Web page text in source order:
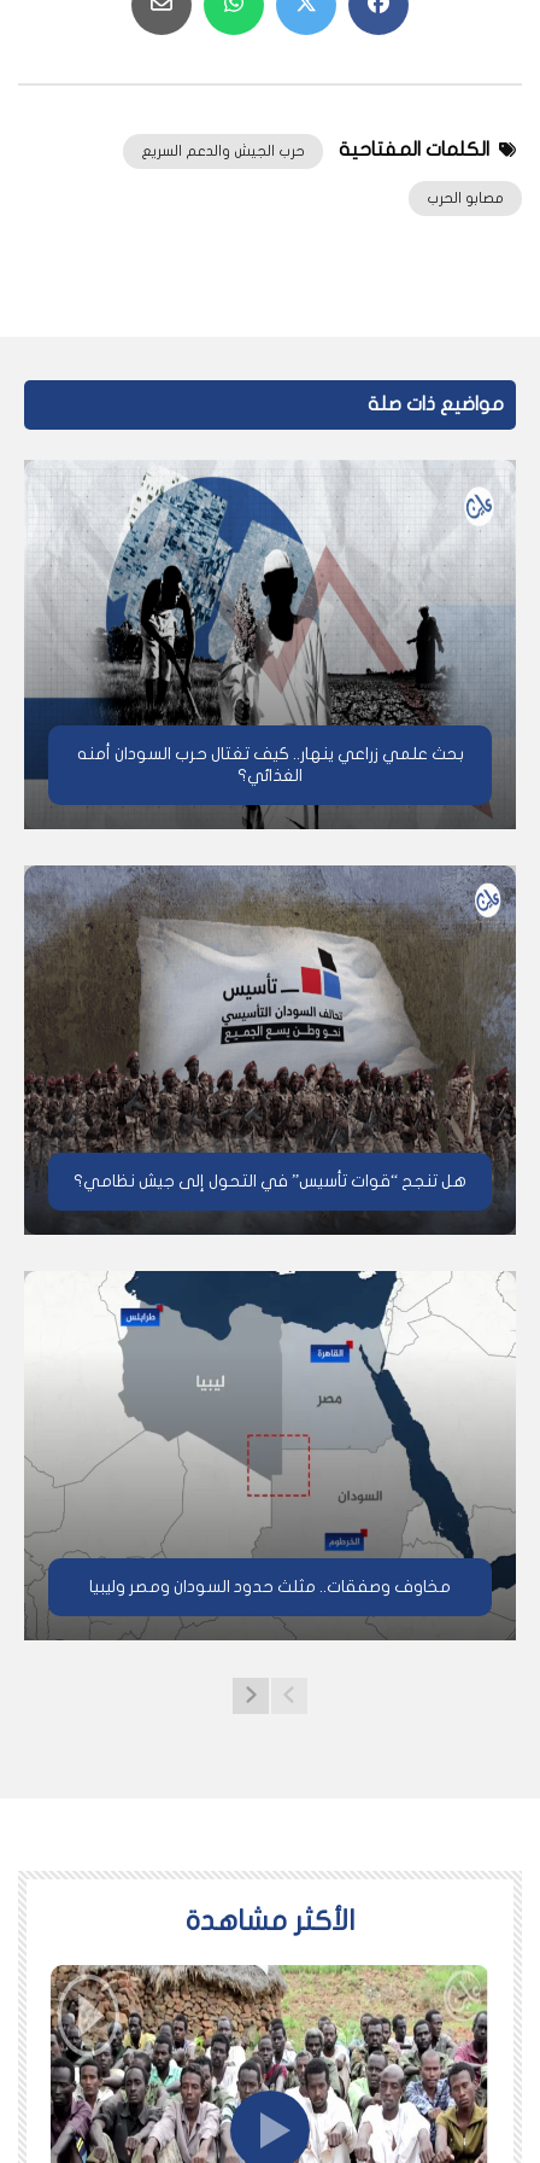
الكلمات المفتاحية حرب الجيش والدعم السريع
مصابو الحرب
مواضيع ذات صلة
بحث علمي زراعي ينهار.. كيف تغتال حرب السودان أمنه
الغذائي؟
هل تنجح “قوات تأسيس” في التحول إلى جيش نظامي؟
مخاوف وصفقات.. مثلث حدود السودان ومصر وليبيا
اﻷكثر مشاهدة